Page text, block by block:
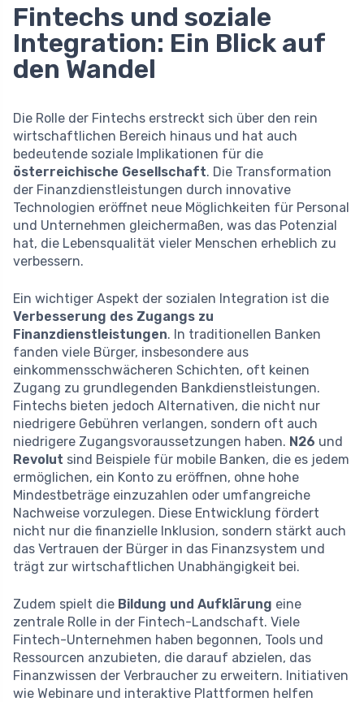
Fintechs und soziale
Integration: Ein Blick auf
den Wandel
Die Rolle der Fintechs erstreckt sich über den rein
wirtschaftlichen Bereich hinaus und hat auch
bedeutende soziale Implikationen für die
österreichische Gesellschaft. Die Transformation
der Finanzdienstleistungen durch innovative
Technologien eröffnet neue Möglichkeiten für Personal
und Unternehmen gleichermaßen, was das Potenzial
hat, die Lebensqualität vieler Menschen erheblich zu
verbessern.
Ein wichtiger Aspekt der sozialen Integration ist die
Verbesserung des Zugangs zu
Finanzdienstleistungen. In traditionellen Banken
fanden viele Bürger, insbesondere aus
einkommensschwächeren Schichten, oft keinen
Zugang zu grundlegenden Bankdienstleistungen.
Fintechs bieten jedoch Alternativen, die nicht nur
niedrigere Gebühren verlangen, sondern oft auch
niedrigere Zugangsvoraussetzungen haben. N26 und
Revolut sind Beispiele für mobile Banken, die es jedem
ermöglichen, ein Konto zu eröffnen, ohne hohe
Mindestbeträge einzuzahlen oder umfangreiche
Nachweise vorzulegen. Diese Entwicklung fördert
nicht nur die finanzielle Inklusion, sondern stärkt auch
das Vertrauen der Bürger in das Finanzsystem und
trägt zur wirtschaftlichen Unabhängigkeit bei.
Zudem spielt die Bildung und Aufklärung eine
zentrale Rolle in der Fintech-Landschaft. Viele
Fintech-Unternehmen haben begonnen, Tools und
Ressourcen anzubieten, die darauf abzielen, das
Finanzwissen der Verbraucher zu erweitern. Initiativen
wie Webinare und interaktive Plattformen helfen